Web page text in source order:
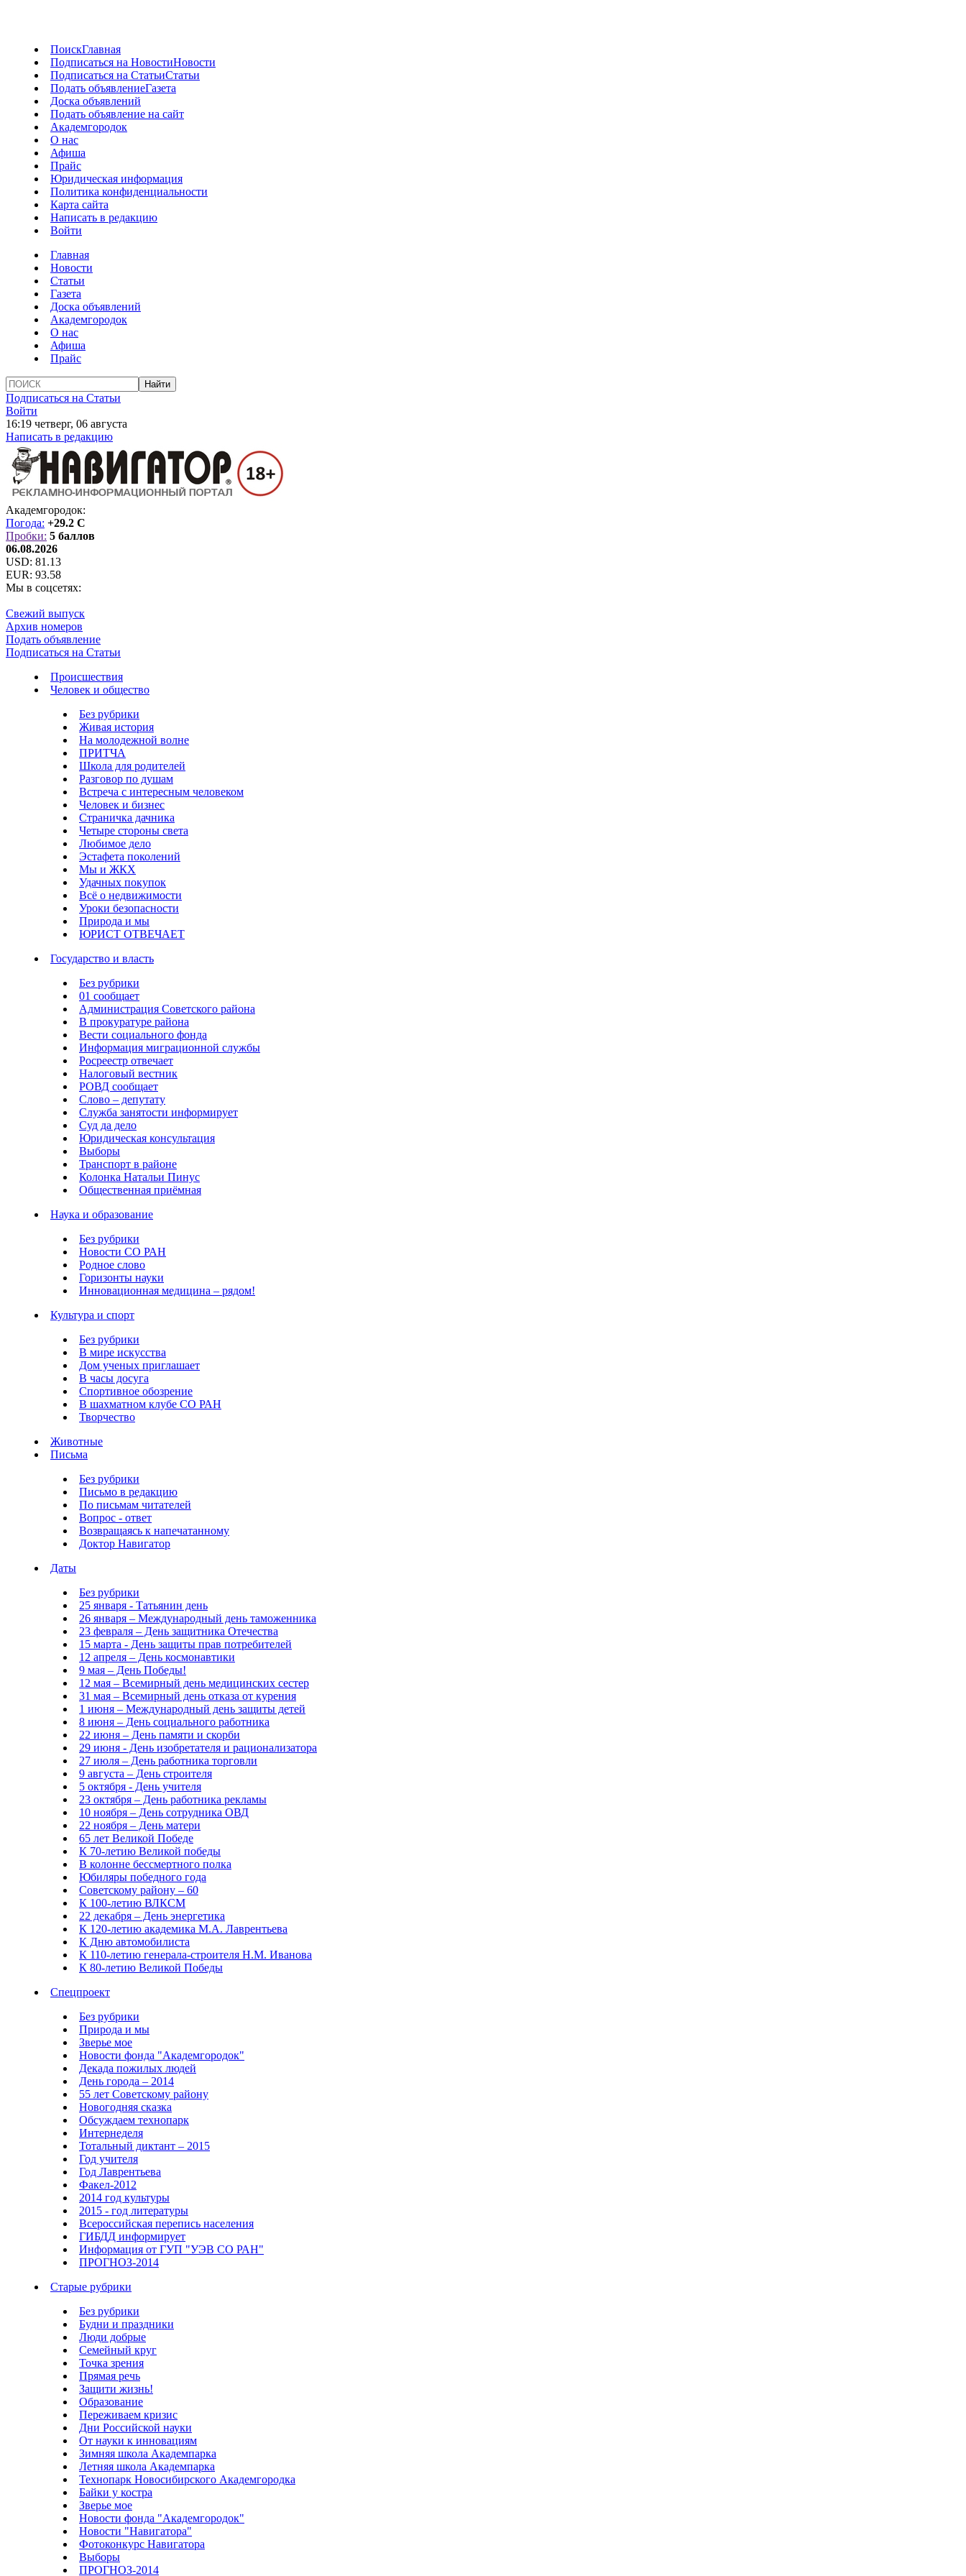
ПоискГлавная
Подписаться на НовостиНовости
Подписаться на СтатьиСтатьи
Подать объявлениеГазета
Доска объявлений
Подать объявление на сайт
Академгородок
О нас
Афиша
Прайс
Юридическая информация
Политика конфиденциальности
Карта сайта
Написать в редакцию
Войти
Главная
Новости
Статьи
Газета
Доска объявлений
Академгородок
О нас
Афиша
Прайс
Подписаться на Статьи
Войти
16:19 четверг, 06 августа
Написать в редакцию
Академгородок:
Погода: +29.2 C
Пробки: 5 баллов
06.08.2026
USD: 81.13
EUR: 93.58
Мы в соцсетях:
Свежий выпуск
Архив номеров
Подать объявление
Подписаться на Статьи
Происшествия
Человек и общество
Без рубрики
Живая история
На молодежной волне
ПРИТЧА
Школа для родителей
Разговор по душам
Встреча с интересным человеком
Человек и бизнес
Страничка дачника
Четыре стороны света
Любимое дело
Эстафета поколений
Мы и ЖКХ
Удачных покупок
Всё о недвижимости
Уроки безопасности
Природа и мы
ЮРИСТ ОТВЕЧАЕТ
Государство и власть
Без рубрики
01 сообщает
Администрация Советского района
В прокуратуре района
Вести социального фонда
Информация миграционной службы
Росреестр отвечает
Налоговый вестник
РОВД сообщает
Слово – депутату
Служба занятости информирует
Суд да дело
Юридическая консультация
Выборы
Транспорт в районе
Колонка Натальи Пинус
Общественная приёмная
Наука и образование
Без рубрики
Новости СО РАН
Родное слово
Горизонты науки
Инновационная медицина – рядом!
Культура и спорт
Без рубрики
В мире искусства
Дом ученых приглашает
В часы досуга
Спортивное обозрение
В шахматном клубе СО РАН
Творчество
Животные
Письма
Без рубрики
Письмо в редакцию
По письмам читателей
Вопрос - ответ
Возвращаясь к напечатанному
Доктор Навигатор
Даты
Без рубрики
25 января - Татьянин день
26 января – Международный день таможенника
23 февраля – День защитника Отечества
15 марта - День защиты прав потребителей
12 апреля – День космонавтики
9 мая – День Победы!
12 мая – Всемирный день медицинских сестер
31 мая – Всемирный день отказа от курения
1 июня – Международный день защиты детей
8 июня – День социального работника
22 июня – День памяти и скорби
29 июня - День изобретателя и рационализатора
27 июля – День работника торговли
9 августа – День строителя
5 октября - День учителя
23 октября – День работника рекламы
10 ноября – День сотрудника ОВД
22 ноября – День матери
65 лет Великой Победе
К 70-летию Великой победы
В колонне бессмертного полка
Юбиляры победного года
Советскому району – 60
К 100-летию ВЛКСМ
22 декабря – День энергетика
К 120-летию академика М.А. Лаврентьева
К Дню автомобилиста
К 110-летию генерала-строителя Н.М. Иванова
К 80-летию Великой Победы
Спецпроект
Без рубрики
Природа и мы
Зверье мое
Новости фонда "Академгородок"
Декада пожилых людей
День города – 2014
55 лет Советскому району
Новогодняя сказка
Обсуждаем технопарк
Интернеделя
Тотальный диктант – 2015
Год учителя
Год Лаврентьева
Факел-2012
2014 год культуры
2015 - год литературы
Всероссийская перепись населения
ГИБДД информирует
Информация от ГУП "УЭВ СО РАН"
ПРОГНОЗ-2014
Старые рубрики
Без рубрики
Будни и праздники
Люди добрые
Семейный круг
Точка зрения
Прямая речь
Защити жизнь!
Образование
Переживаем кризис
Дни Российской науки
От науки к инновациям
Зимняя школа Академпарка
Летняя школа Академпарка
Технопарк Новосибирского Академгородка
Байки у костра
Зверье мое
Новости фонда "Академгородок"
Новости "Навигатора"
Фотоконкурс Навигатора
Выборы
ПРОГНОЗ-2014